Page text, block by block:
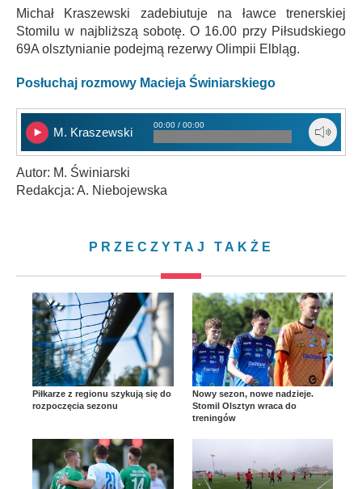
Michał Kraszewski zadebiutuje na ławce trenerskiej
Stomilu w najbliższą sobotę. O 16.00 przy Piłsudskiego
69A olsztynianie podejmą rezerwy Olimpii Elbląg.
Posłuchaj rozmowy Macieja Świniarskiego
M. Kraszewski
00:00 / 00:00
Autor: M. Świniarski
Redakcja: A. Niebojewska
PRZECZYTAJ TAKŻE
Piłkarze z regionu szykują się do
rozpoczęcia sezonu
Nowy sezon, nowe nadzieje.
Stomil Olsztyn wraca do
treningów